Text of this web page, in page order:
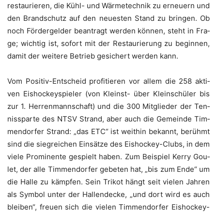
restau­rie­ren, die Kühl- und Wär­me­tech­nik zu erneu­ern und
den Brand­schutz auf den neu­es­ten Stand zu brin­gen. Ob
noch För­der­gel­der bean­tragt wer­den kön­nen, steht in Fra­
ge; wich­tig ist, sofort mit der Restau­rie­rung zu begin­nen,
damit der wei­te­re Betrieb gesi­chert wer­den kann.
Vom Posi­tiv-Ent­scheid pro­fi­tie­ren vor allem die 258 akti­
ven Eis­ho­ckey­spie­ler (von Kleinst- über Klein­schü­ler bis
zur 1. Her­ren­mann­schaft) und die 300 Mit­glie­der der Ten­
nis­spar­te des NTSV Strand, aber auch die Gemein­de Tim­
men­dor­fer Strand: „das ETC“ ist weit­hin bekannt, berühmt
sind die sieg­rei­chen Ein­sät­ze des Eis­ho­ckey-Clubs, in dem
vie­le Pro­mi­nen­te gespielt haben. Zum Bei­spiel Ker­ry Gou­
let, der alle Tim­men­dor­fer gebe­ten hat, „bis zum Ende“ um
die Hal­le zu kämp­fen. Sein Tri­kot hängt seit vie­len Jah­ren
als Sym­bol unter der Hal­len­de­cke, „und dort wird es auch
blei­ben“, freu­en sich die vie­len Tim­men­dor­fer Eis­ho­ckey-